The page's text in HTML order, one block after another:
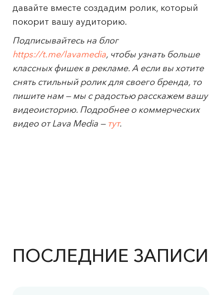
давайте вместе создадим ролик, который
покорит вашу аудиторию.
Подписывайтесь на блог
https://t.me/lavamedia, чтобы узнать больше
классных фишек в рекламе. А если вы хотите
снять стильный ролик для своего бренда, то
пишите нам — мы с радостью расскажем вашу
видеоисторию. Подробнее о коммерческих
видео от Lava Media —тут.
ПОСЛЕДНИЕ ЗАПИСИ